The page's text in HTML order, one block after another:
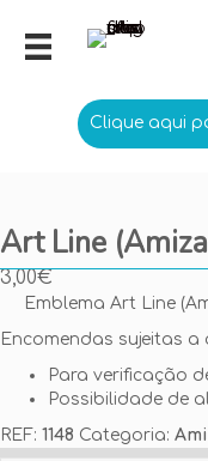
Clique aqui
Art Line
3,00€
Emblema Art Line
Encomendas sujeitas a
Para verificação
Possibilidade de
REF: 1148 Categoria: